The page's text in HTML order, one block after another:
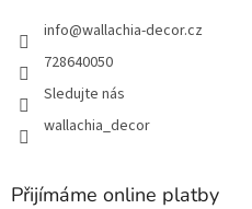
info@wallachia-decor.cz
728640050
Sledujte nás
wallachia_decor
Přijímáme online platby